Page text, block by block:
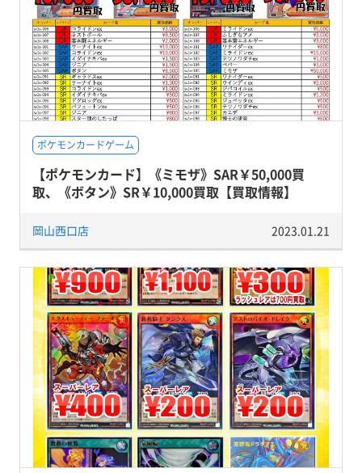
ポケモンカードゲーム
【ポケモンカード】《ミモザ》SAR￥50,000買
取、《ボタン》SR￥10,000買取【買取情報】
岡山西口店 2023.01.21